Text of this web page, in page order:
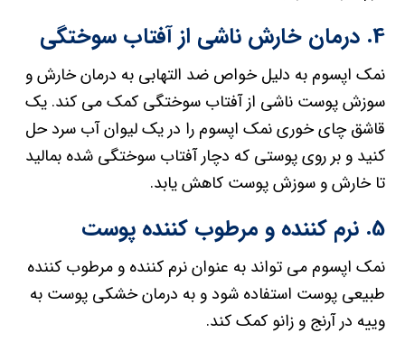
4. درمان خارش ناشی از آفتاب سوختگی
نمک اپسوم به دلیل خواص ضد التهابی به درمان خارش و
سوزش پوست ناشی از آفتاب سوختگی کمک می کند. یک
قاشق چای خوری نمک اپسوم را در یک لیوان آب سرد حل
کنید و بر روی پوستی که دچار آفتاب سوختگی شده بمالید
تا خارش و سوزش پوست کاهش یابد.
5. نرم کننده و مرطوب کننده پوست
نمک اپسوم می تواند به عنوان نرم کننده و مرطوب کننده
طبیعی پوست استفاده شود و به درمان خشکی پوست به
وییه در آرنج و زانو کمک کند.